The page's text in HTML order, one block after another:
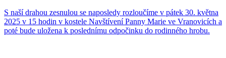
S naší drahou zesnulou se naposledy rozloučíme v pátek 30. května
2025 v 15 hodin v kostele Navštívení Panny Marie ve Vranovicích a
poté bude uložena k poslednímu odpočinku do rodinného hrobu.